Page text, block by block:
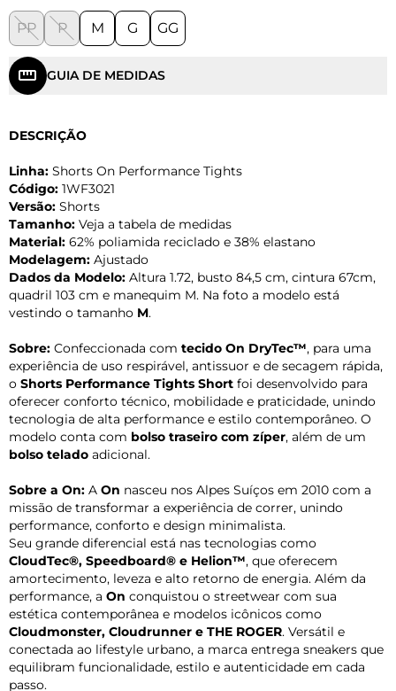
PP P M G GG
GUIA DE MEDIDAS
DESCRIÇÃO
Linha: Shorts On Performance Tights
Código: 1WF3021
Versão: Shorts
Tamanho: Veja a tabela de medidas
Material: 62% poliamida reciclado e 38% elastano
Modelagem: Ajustado
Dados da Modelo: Altura 1.72, busto 84,5 cm, cintura 67cm,
quadril 103 cm e manequim M. Na foto a modelo está
vestindo o tamanho M.
Sobre: Confeccionada com tecido On DryTec™, para uma
experiência de uso respirável, antissuor e de secagem rápida,
o Shorts Performance Tights Short foi desenvolvido para
oferecer conforto técnico, mobilidade e praticidade, unindo
tecnologia de alta performance e estilo contemporâneo. O
modelo conta com bolso traseiro com zíper, além de um
bolso telado adicional.
Sobre a On: A On nasceu nos Alpes Suíços em 2010 com a
missão de transformar a experiência de correr, unindo
performance, conforto e design minimalista.
Seu grande diferencial está nas tecnologias como
CloudTec®, Speedboard® e Helion™, que oferecem
amortecimento, leveza e alto retorno de energia. Além da
performance, a On conquistou o streetwear com sua
estética contemporânea e modelos icônicos como
Cloudmonster, Cloudrunner e THE ROGER. Versátil e
conectada ao lifestyle urbano, a marca entrega sneakers que
equilibram funcionalidade, estilo e autenticidade em cada
passo.